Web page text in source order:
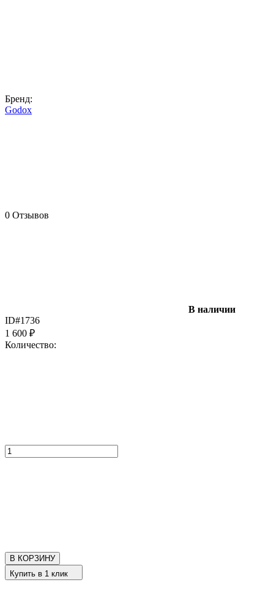
Бренд:
Godox
0 Отзывов
В наличии
ID#1736
1 600 ₽
Количество:
В КОРЗИНУ
Купить в 1 клик